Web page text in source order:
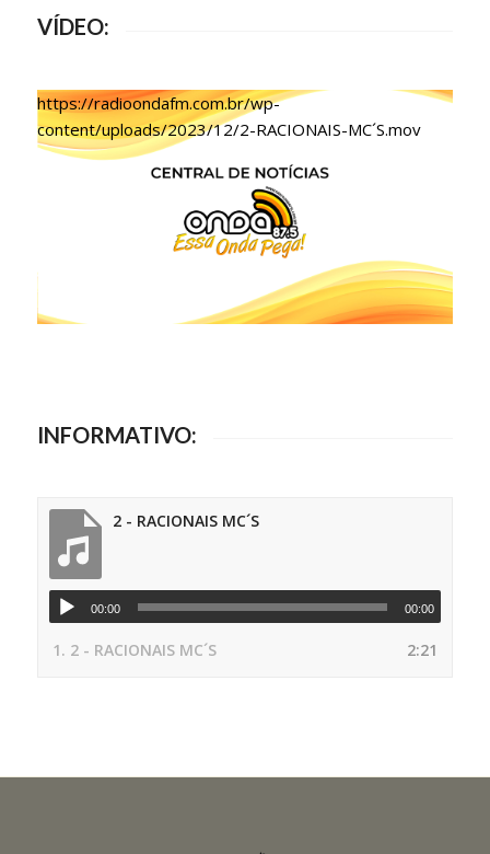
VÍDEO:
https://radioondafm.com.br/wp-
content/uploads/2023/12/2-RACIONAIS-MC´S.mov
INFORMATIVO:
2 - RACIONAIS MC´S
00:00 00:00
1. 2 - RACIONAIS MC´S 2:21